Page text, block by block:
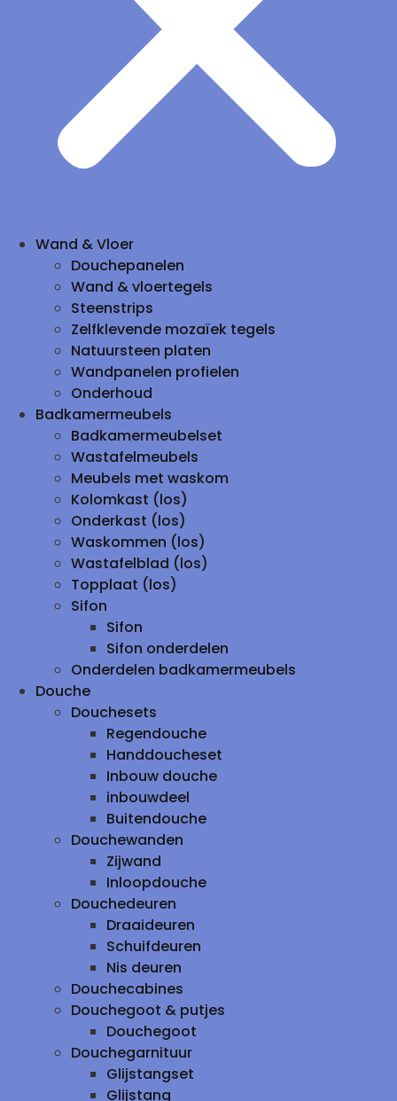
Wand & Vloer
Douchepanelen
Wand & vloertegels
Steenstrips
Zelfklevende mozaïek tegels
Natuursteen platen
Wandpanelen profielen
Onderhoud
Badkamermeubels
Badkamermeubelset
Wastafelmeubels
Meubels met waskom
Kolomkast (los)
Onderkast (los)
Waskommen (los)
Wastafelblad (los)
Topplaat (los)
Sifon
Sifon
Sifon onderdelen
Onderdelen badkamermeubels
Douche
Douchesets
Regendouche
Handdoucheset
Inbouw douche
inbouwdeel
Buitendouche
Douchewanden
Zijwand
Inloopdouche
Douchedeuren
Draaideuren
Schuifdeuren
Nis deuren
Douchecabines
Douchegoot & putjes
Douchegoot
Douchegarnituur
Glijstangset
Glijstang